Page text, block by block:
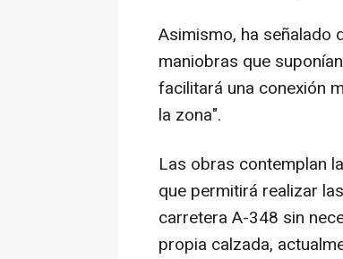
Asimismo, ha señalado
maniobras que
facilitará una conexión
la zona".
Las obras contemplan
que permitirá realizar
carretera A-348 sin
propia calzada,